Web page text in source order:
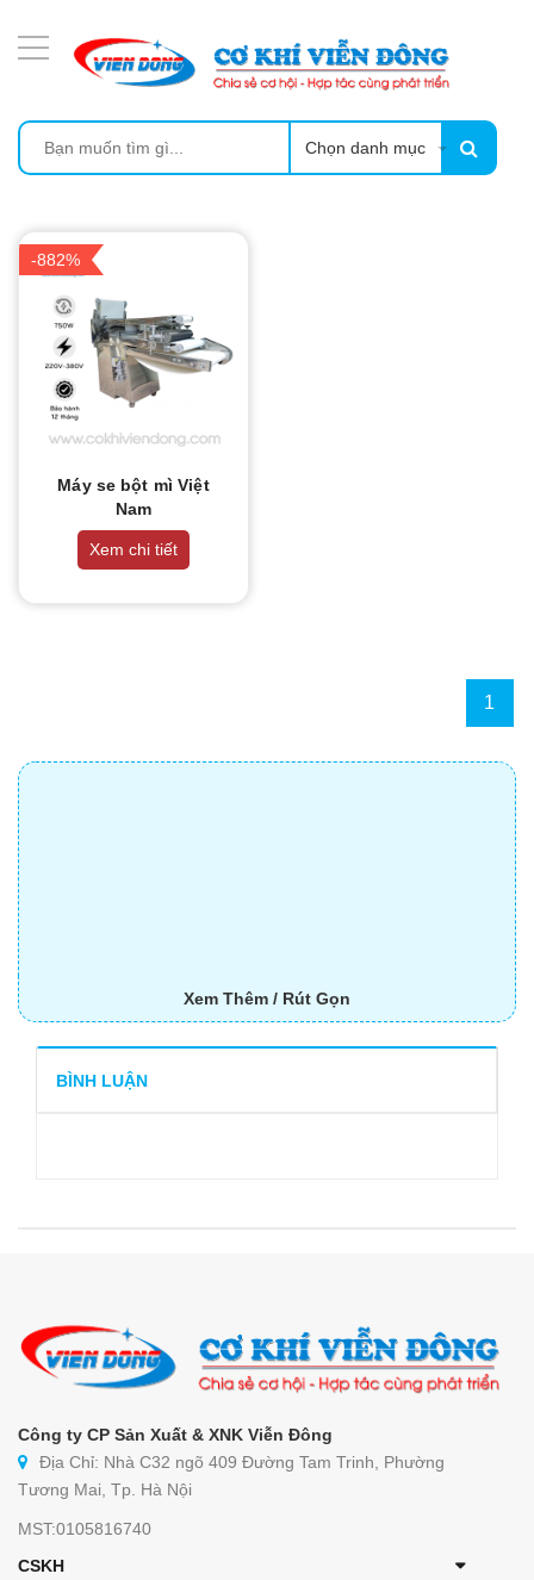
Chọn danh mục
-882%
Máy se bột mì Việt
Nam
Xem chi tiết
1
Xem Thêm / Rút Gọn
BÌNH LUẬN
Công ty CP Sản Xuất & XNK Viễn Đông
Địa Chỉ: Nhà C32 ngõ 409 Đường Tam Trinh, Phường
Tương Mai, Tp. Hà Nội
MST:0105816740
CSKH
MÁY ÉP MÍA TẠO BỌT
MÁY RỬA BÁT SIÊU ÂM
LÒ SẤY
MÁY SẤY THỰC PHẨM CÔNG NGHIỆP
CẨM NANG
THIẾT BỊ NHÀ BẾP CAO CẤP
UNCATEGORIZED